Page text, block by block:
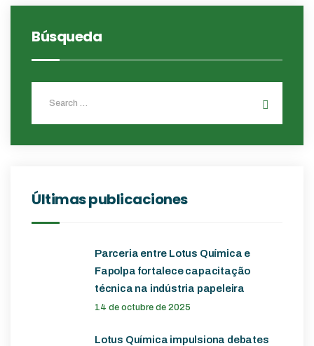
Búsqueda
Últimas publicaciones
Parceria entre Lotus Química e
Fapolpa fortalece capacitação
técnica na indústria papeleira
14 de octubre de 2025
Lotus Química impulsiona debates